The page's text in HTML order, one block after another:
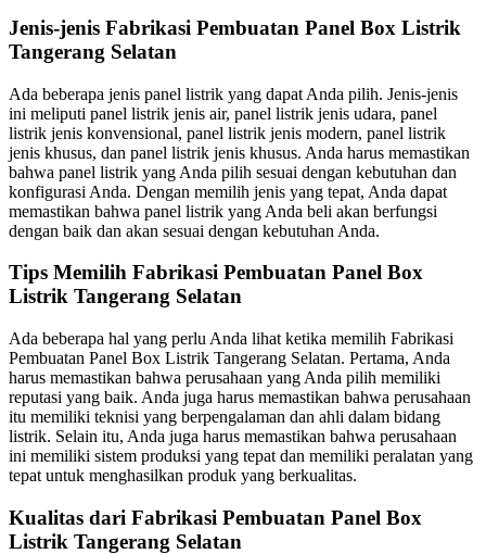
Jenis-jenis Fabrikasi Pembuatan Panel Box Listrik
Tangerang Selatan
Ada beberapa jenis panel listrik yang dapat Anda pilih. Jenis-jenis
ini meliputi panel listrik jenis air, panel listrik jenis udara, panel
listrik jenis konvensional, panel listrik jenis modern, panel listrik
jenis khusus, dan panel listrik jenis khusus. Anda harus memastikan
bahwa panel listrik yang Anda pilih sesuai dengan kebutuhan dan
konfigurasi Anda. Dengan memilih jenis yang tepat, Anda dapat
memastikan bahwa panel listrik yang Anda beli akan berfungsi
dengan baik dan akan sesuai dengan kebutuhan Anda.
Tips Memilih Fabrikasi Pembuatan Panel Box
Listrik Tangerang Selatan
Ada beberapa hal yang perlu Anda lihat ketika memilih Fabrikasi
Pembuatan Panel Box Listrik Tangerang Selatan. Pertama, Anda
harus memastikan bahwa perusahaan yang Anda pilih memiliki
reputasi yang baik. Anda juga harus memastikan bahwa perusahaan
itu memiliki teknisi yang berpengalaman dan ahli dalam bidang
listrik. Selain itu, Anda juga harus memastikan bahwa perusahaan
ini memiliki sistem produksi yang tepat dan memiliki peralatan yang
tepat untuk menghasilkan produk yang berkualitas.
Kualitas dari Fabrikasi Pembuatan Panel Box
Listrik Tangerang Selatan